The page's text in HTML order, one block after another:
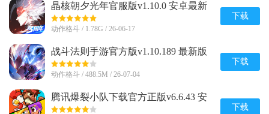
晶核朝夕光年官服版v1.10.0 安卓最新
版
动作格斗 / 1.78G / 26-06-17
下载
战斗法则手游官方版v1.10.189 最新版
动作格斗 / 488.5M / 26-07-04
下载
腾讯爆裂小队下载官方正版v6.6.43 安
卓最新版
下载